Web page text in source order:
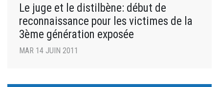
Le juge et le distilbène: début de
reconnaissance pour les victimes de la
3ème génération exposée
MAR 14 JUIN 2011